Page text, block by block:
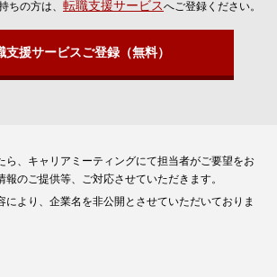
ちの方は、 転職支援サービスへご登録ください。
支援サービスご登録（無料）
ら、キャリアミーティングにて担当者がご要望をお
のご提供等、ご対応させていただきます。
により、企業名を非公開とさせていただいておりま